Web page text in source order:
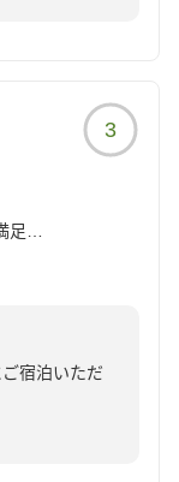
す。外国人スタ
けに、設備や運
いうより、経営
と価格を重視し
れには便利かも
。
」という表示
いて、総合的に
誠にありがと
見いたしまし
ご満喫いただ
、大変光栄に
楽しみいただ
ツ・フリスビ
3
足
マンホールから
宿泊いただ